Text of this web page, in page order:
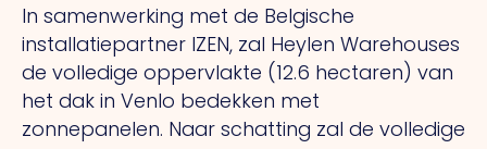
In samenwerking met de Belgische
installatiepartner IZEN, zal Heylen Warehouses
de volledige oppervlakte (12.6 hectaren) van
het dak in Venlo bedekken met
zonnepanelen. Naar schatting zal de volledige